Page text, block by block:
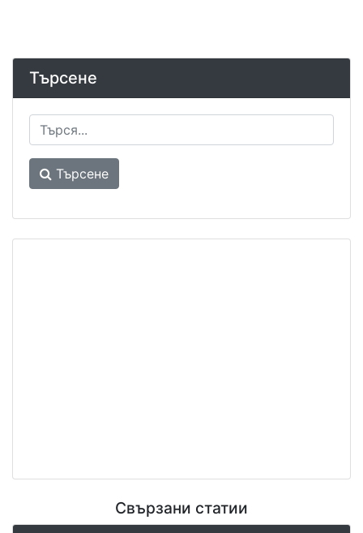
Търсене
Търсене
Свързани статии